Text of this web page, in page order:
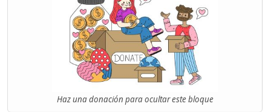
Haz una donación para ocultar este bloque